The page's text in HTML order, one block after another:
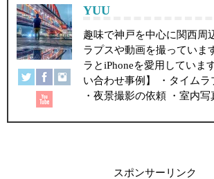
YUU
趣味で神戸を中心に関西周
ラプスや動画を撮っていま
ラとiPhoneを愛用していま
い合わせ事例】 ・タイム
・夜景撮影の依頼 ・室内
スポンサーリンク